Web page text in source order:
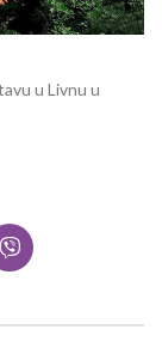
u Livnu u